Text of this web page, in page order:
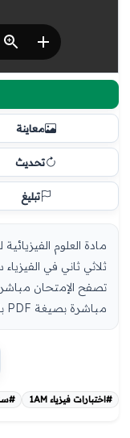
معاينة
تحديث
تبليغ
ثلاثي ثاني في
تصفح الإمتحان
مباشرة بصيغة PDF بالضغط أعلاه على: .: تحميل...
#اختبارات فيزياء 1AM